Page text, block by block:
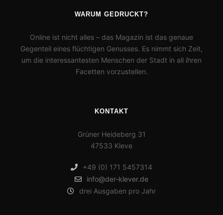
WARUM GEDRUCKT?
Online ist nicht alles – das Magazin ist das genaue
Gegenteil eines flüchtigen Genusses. Es nimmt sich Zeit,
um die interessantesten Menschen der Stadt in all ihren
Facetten vorzustellen.
KONTAKT
Grüner Heideberg 31
47533 Kleve
+49 (0) 171 5457314
info@der-klever.de
drei Ausgaben pro Jahr